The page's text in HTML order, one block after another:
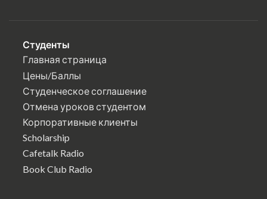
Студенты
Главная страница
Цены/Баллы
Студенческое соглашение
Отмена уроков студентом
Корпоративные клиенты
Scholarship
Cafetalk Radio
Book Club Radio